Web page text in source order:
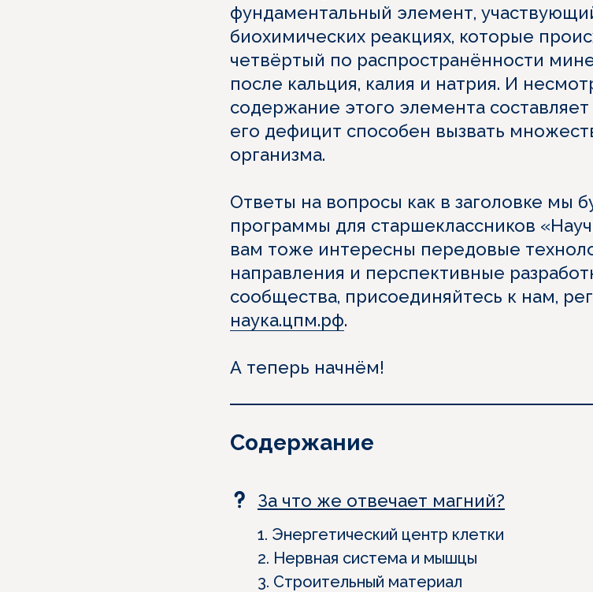
фундаментальный элемент,
биохимических реакциях, которые
четвёртый по распространённости
после кальция, калия и натрия. И
содержание этого элемента
его дефицит способен вызвать
организма.
Ответы на вопросы как в заголовке мы
программы для старшеклассников
вам тоже интересны передовые
направления и перспективные
сообщества, присоединяйтесь к нам,
наука.цпм.рф.
А теперь начнём!
Содержание
За что же отвечает магний?
1. Энергетический центр клетки
2. Нервная система и мышцы
3. Строительный материал